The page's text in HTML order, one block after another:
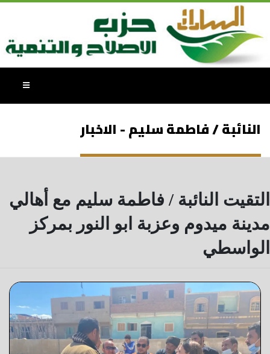
النائبة / فاطمة سليم - الاخبار
التقيت النائبة / فاطمة سليم مع أهالي
مدينة ميدوم وعزبة ابو النور بمركز
الواسطي